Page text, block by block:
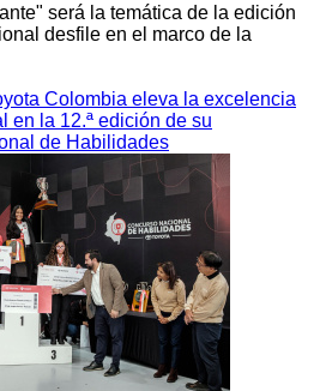
será la temática de la edición
desfile en el marco de la
Colombia eleva la excelencia
en la 12.ª edición de su
de Habilidades